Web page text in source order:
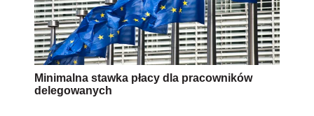
Minimalna stawka płacy dla pracowników
delegowanych